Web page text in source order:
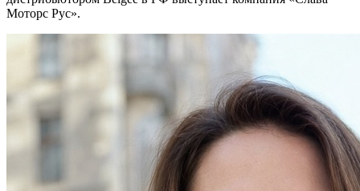
Моторс Рус».